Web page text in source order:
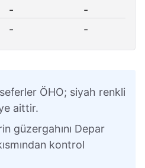
-
-
- -
seferler ÖHO; siyah renkli
aittir.
güzergahını Depar
kontrol